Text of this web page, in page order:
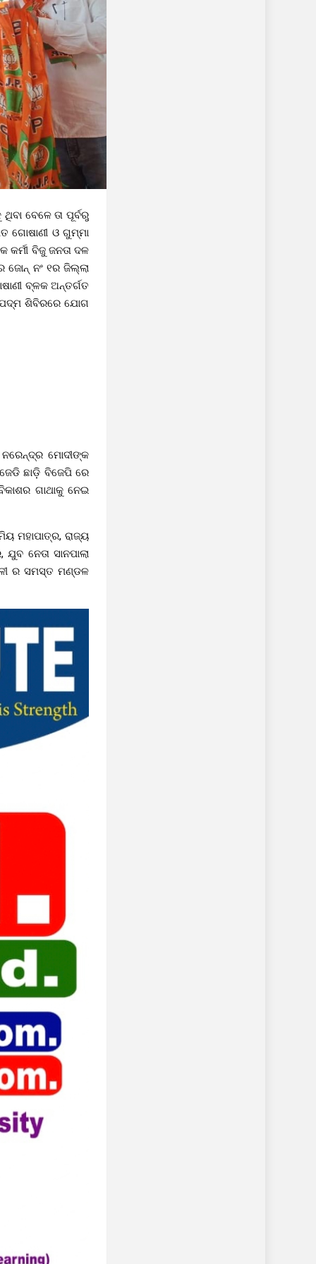
ବେଳେ ତା ପୂର୍ବରୁ
ଗୋଷାଣୀ ଓ ଗୁମ୍ମା
ବିଜୁ ଜନତା ଦଳ
ଜୋନ୍ ନଂ ୧ର ଜିଲ୍ଲା
ବ୍ଳକ ଅନ୍ତର୍ଗତ
ପଦ୍ମ ଶିବିରରେ ଯୋଗ
ମୋଦୀଙ୍କ
ଛାଡ଼ି ବିଜେପି ରେ
ଗାଥାକୁ ନେଇ
ମହାପାତ୍ର, ରାଜ୍ୟ
ନେତା ସାନପାଲା
ର ସମସ୍ତ ମଣ୍ଡଳ